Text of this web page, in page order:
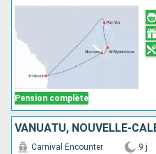
Pension complète
Carnival Encounter 9 j